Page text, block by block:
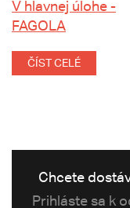
V hlavnej úlohe -
FAGOLA
ČÍST CELÉ
Chcete
Prihláste sa k